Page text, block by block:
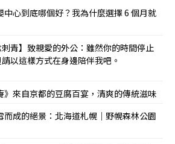
中心到底哪個好？我為什麼選擇 6 個月就
刺青】致親愛的外公：雖然你的時間停止
以這樣方式在身邊陪伴我吧。
》來自京都的豆腐百宴，清爽的傳統滋味
而成的絕景：北海道札幌｜野幌森林公園